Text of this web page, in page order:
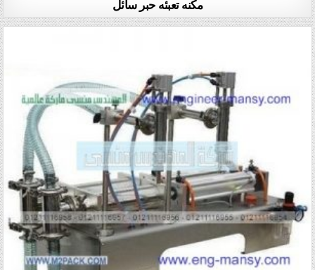
مكنه تعبئه حبر سائل